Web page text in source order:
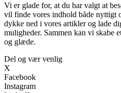
Vi er glade for, at du har valgt at
vil finde vores indhold både nyttigt
dykke ned i vores artikler og lade
muligheder. Sammen kan vi skabe
og glæde.
Del og vær venlig
X
Facebook
Instagram